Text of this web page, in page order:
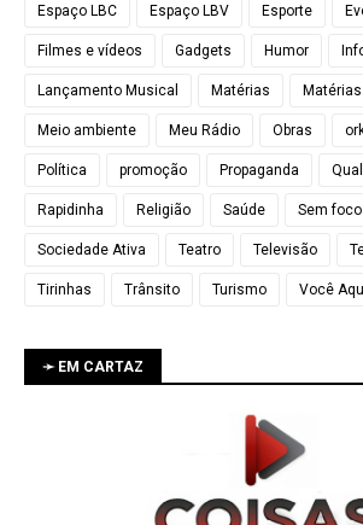
Espaço LBC Espaço LBV Esporte
Filmes e vídeos Gadgets Humor
Lançamento Musical Matérias
Meio ambiente Meu Rádio Obras
Política promoção Propaganda
Rapidinha Religião Saúde Sem foco
Sociedade Ativa Teatro Televisão
Tirinhas Trânsito Turismo Você
➛ EM CARTAZ